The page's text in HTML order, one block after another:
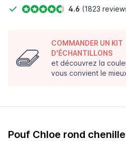
4.6 (1823
COMMANDER UN KIT
D'ÉCHANTILLONS
et découvrez la
vous convient le
Pouf Chloe rond